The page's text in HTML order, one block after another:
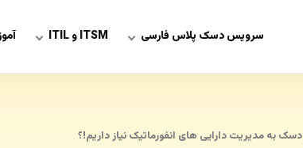
سرویس دسک پلاس فارسی ITSM و ITIL
به مدیریت دارایی های انفورماتیک نیاز داریم!؟